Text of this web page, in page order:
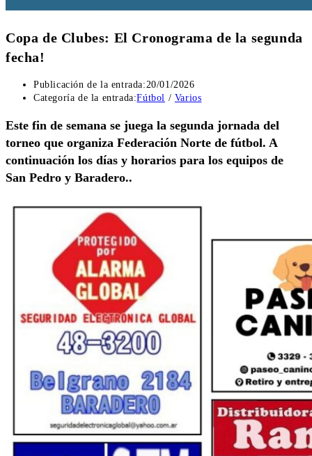
Copa de Clubes: El Cronograma de la segunda
fecha!
Publicación de la entrada:20/01/2026
Categoría de la entrada:Fútbol / Varios
Este fin de semana se juega la segunda jornada del
torneo que organiza Federación Norte de fútbol. A
continuación los días y horarios para los equipos de
San Pedro y Baradero..